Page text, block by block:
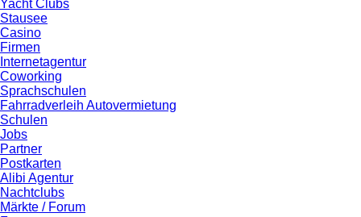
Yacht Clubs
Stausee
Casino
Firmen
Internetagentur
Coworking
Sprachschulen
Fahrradverleih Autovermietung
Schulen
Jobs
Partner
Postkarten
Alibi Agentur
Nachtclubs
Märkte / Forum